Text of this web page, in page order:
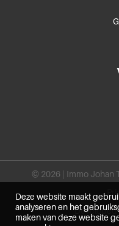
© 2026 | Immo Johan
Developed
Deze website maakt
analyseren en het
maken van deze website